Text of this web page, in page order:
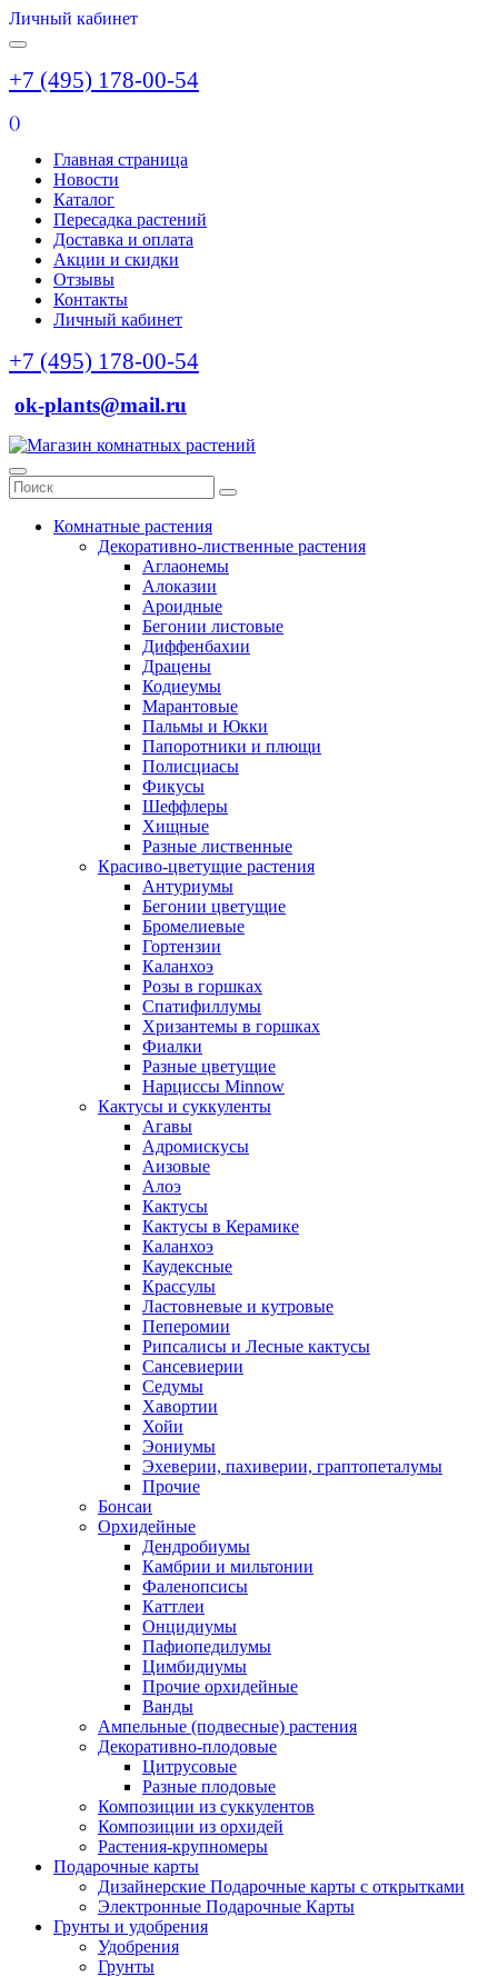
Личный кабинет
+7 (495) 178-00-54
()
Главная страница
Новости
Каталог
Пересадка растений
Доставка и оплата
Акции и скидки
Отзывы
Контакты
Личный кабинет
+7 (495) 178-00-54
ok-plants@mail.ru
Комнатные растения
Декоративно-лиственные растения
Аглаонемы
Алоказии
Ароидные
Бегонии листовые
Диффенбахии
Драцены
Кодиеумы
Марантовые
Пальмы и Юкки
Папоротники и плющи
Полисциасы
Фикусы
Шеффлеры
Хищные
Разные лиственные
Красиво-цветущие растения
Антуриумы
Бегонии цветущие
Бромелиевые
Гортензии
Каланхоэ
Розы в горшках
Спатифиллумы
Хризантемы в горшках
Фиалки
Разные цветущие
Нарциссы Minnow
Кактусы и суккуленты
Агавы
Адромискусы
Аизовые
Алоэ
Кактусы
Кактусы в Керамике
Каланхоэ
Каудексные
Крассулы
Ластовневые и кутровые
Пеперомии
Рипсалисы и Лесные кактусы
Сансевиерии
Седумы
Хавортии
Хойи
Эониумы
Эхеверии, пахиверии, граптопеталумы
Прочие
Бонсаи
Орхидейные
Дендробиумы
Камбрии и мильтонии
Фаленопсисы
Каттлеи
Онцидиумы
Пафиопедилумы
Цимбидиумы
Прочие орхидейные
Ванды
Ампельные (подвесные) растения
Декоративно-плодовые
Цитрусовые
Разные плодовые
Композиции из суккулентов
Композиции из орхидей
Растения-крупномеры
Подарочные карты
Дизайнерские Подарочные карты с открытками
Электронные Подарочные Карты
Грунты и удобрения
Удобрения
Грунты